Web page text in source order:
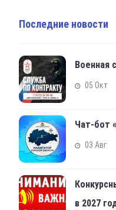
Последние новости
Военная
05 Окт
Чат-бот
03 Авг
в 2027